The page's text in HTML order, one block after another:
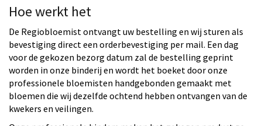
Hoe werkt het
De Regiobloemist ontvangt uw bestelling en wij sturen als
bevestiging direct een orderbevestiging per mail. Een dag
voor de gekozen bezorg datum zal de bestelling geprint
worden in onze binderij en wordt het boeket door onze
professionele bloemisten handgebonden gemaakt met
bloemen die wij dezelfde ochtend hebben ontvangen van de
kwekers en veilingen.